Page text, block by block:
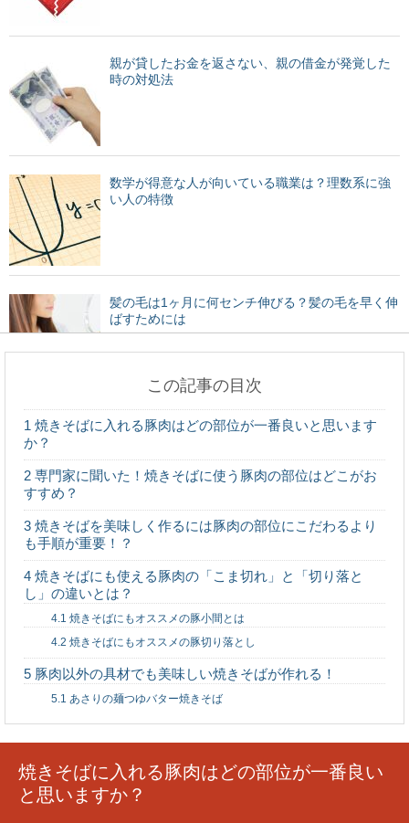
親が貸したお金を返さない、親の借金が発覚した
時の対処法
数学が得意な人が向いている職業は？理数系に強
い人の特徴
髪の毛は1ヶ月に何センチ伸びる？髪の毛を早く伸
ばすためには
バイトの休みを取って旅行に行きたい時はこうし
カナヘビを初めて飼育する人は、与えるエサにつ
いて理解しよう
たこ焼きに入れるおすすめチーズ！こんな種類が
ＧＯＯＤ！
布をアクリル絵の具で染める方法！必要なものや
手順を解説
この記事の目次
1 焼きそばに入れる豚肉はどの部位が一番良いと思います
か？
2 専門家に聞いた！焼きそばに使う豚肉の部位はどこがお
すすめ？
3 焼きそばを美味しく作るには豚肉の部位にこだわるより
も手順が重要！？
4 焼きそばにも使える豚肉の「こま切れ」と「切り落と
し」の違いとは？
4.1 焼きそばにもオススメの豚小間とは
4.2 焼きそばにもオススメの豚切り落とし
5 豚肉以外の具材でも美味しい焼きそばが作れる！
5.1 あさりの麺つゆバター焼きそば
焼きそばに入れる豚肉はどの部位が一番良い
と思いますか？